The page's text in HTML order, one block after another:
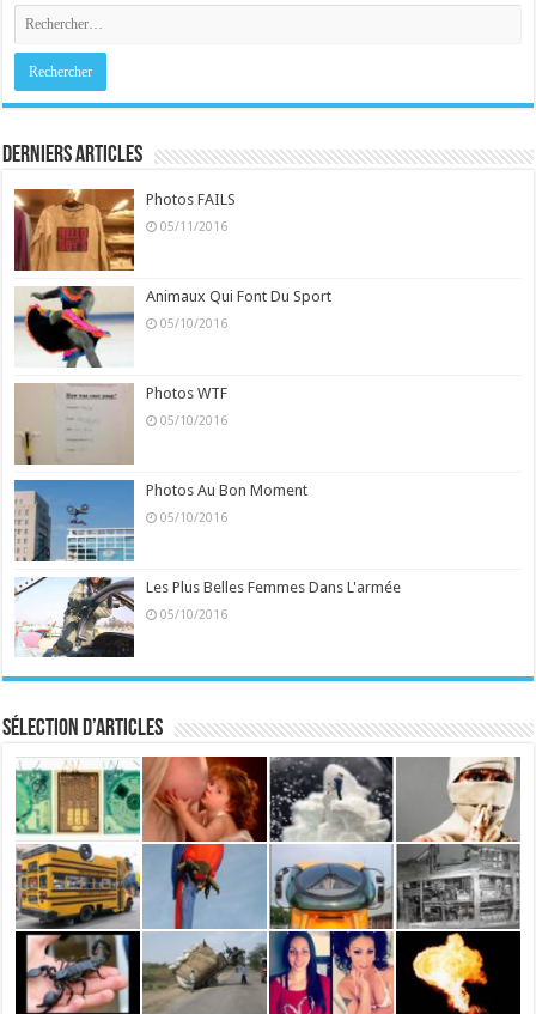
Derniers Articles
Photos FAILS
05/11/2016
Animaux Qui Font Du Sport
05/10/2016
Photos WTF
05/10/2016
Photos Au Bon Moment
05/10/2016
Les Plus Belles Femmes Dans L'armée
05/10/2016
Sélection d’articles